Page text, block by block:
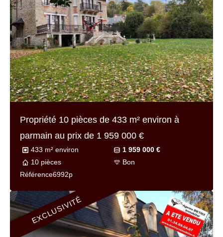
Propriété 10 pièces de 433 m² environ à
parmain au prix de 1 959 000 €
433 m² environ
1 959 000 €
10 pièces
Bon
Référence6992p
EXCLUSIVITÉ